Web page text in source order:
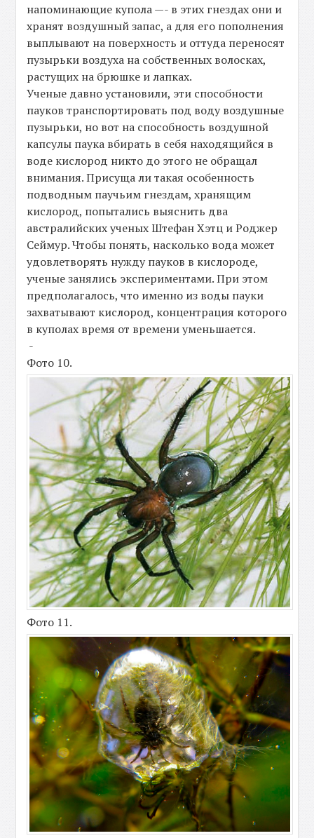
напоминающие купола —- в этих гнездах они и
хранят воздушный запас, а для его пополнения
выплывают на поверхность и оттуда переносят
пузырьки воздуха на собственных волосках,
растущих на брюшке и лапках.
Ученые давно установили, эти способности
пауков транспортировать под воду воздушные
пузырьки, но вот на способность воздушной
капсулы паука вбирать в себя находящийся в
воде кислород никто до этого не обращал
внимания. Присуща ли такая особенность
подводным паучьим гнездам, хранящим
кислород, попытались выяснить два
австралийских ученых Штефан Хэтц и Роджер
Сеймур. Чтобы понять, насколько вода может
удовлетворять нужду пауков в кислороде,
ученые занялись экспериментами. При этом
предполагалось, что именно из воды пауки
захватывают кислород, концентрация которого
в куполах время от времени уменьшается.
-
Фото 10.
Фото 11.